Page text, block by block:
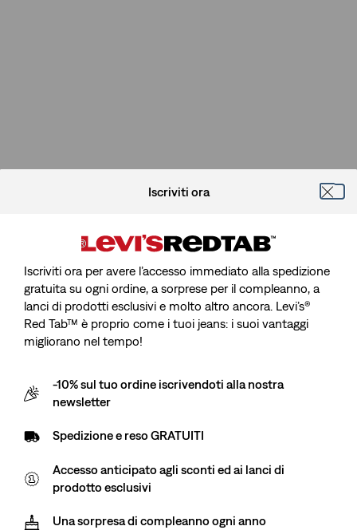
Spiacenti, Impossibile Trovare La
Pagina Che Stai Cercando.
Siamo spiacenti per l’inconveniente. Riprova più tardi.
Iscriviti ora
Iscriviti ora per avere l’accesso immediato alla spedizione
gratuita su ogni ordine, a sorprese per il compleanno, a
lanci di prodotti esclusivi e molto altro ancora. Levi’s®
Red Tab™ è proprio come i tuoi jeans: i suoi vantaggi
migliorano nel tempo!
-10% sul tuo ordine iscrivendoti alla nostra
newsletter
Spedizione e reso GRATUITI
Accesso anticipato agli sconti ed ai lanci di
prodotto esclusivi
Una sorpresa di compleanno ogni anno